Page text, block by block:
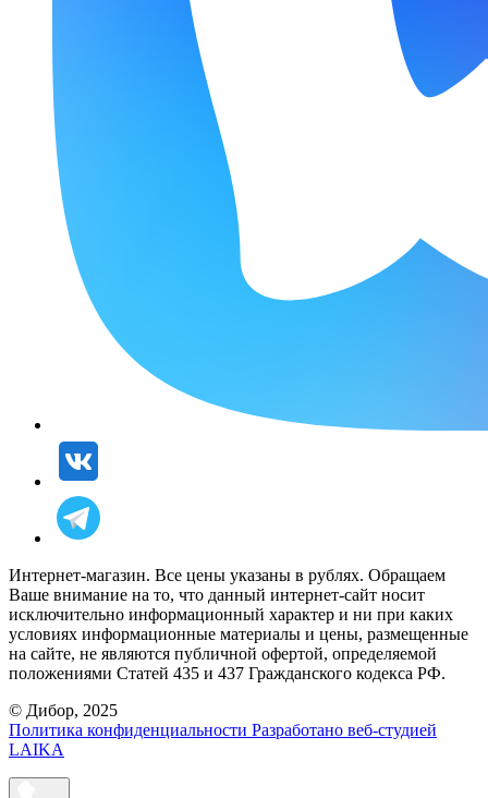
Интернет-магазин. Все цены указаны в рублях. Обращаем
Ваше внимание на то, что данный интернет-сайт носит
исключительно информационный характер и ни при каких
условиях информационные материалы и цены, размещенные
на сайте, не являются публичной офертой, определяемой
положениями Статей 435 и 437 Гражданского кодекса РФ.
© Дибор, 2025
Политика конфиденциальности Разработано веб-студией
LAIKA